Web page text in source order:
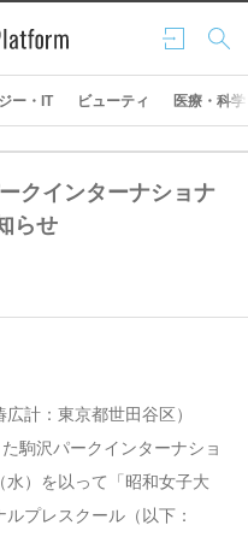
ログ
イン
検索
ー・IT ビューティ 医療・科学
クインターナショナ
らせ
計：東京都世田谷区）
駒沢パークインターナショ
）を以って「昭和女子大
プレスクール（以下：